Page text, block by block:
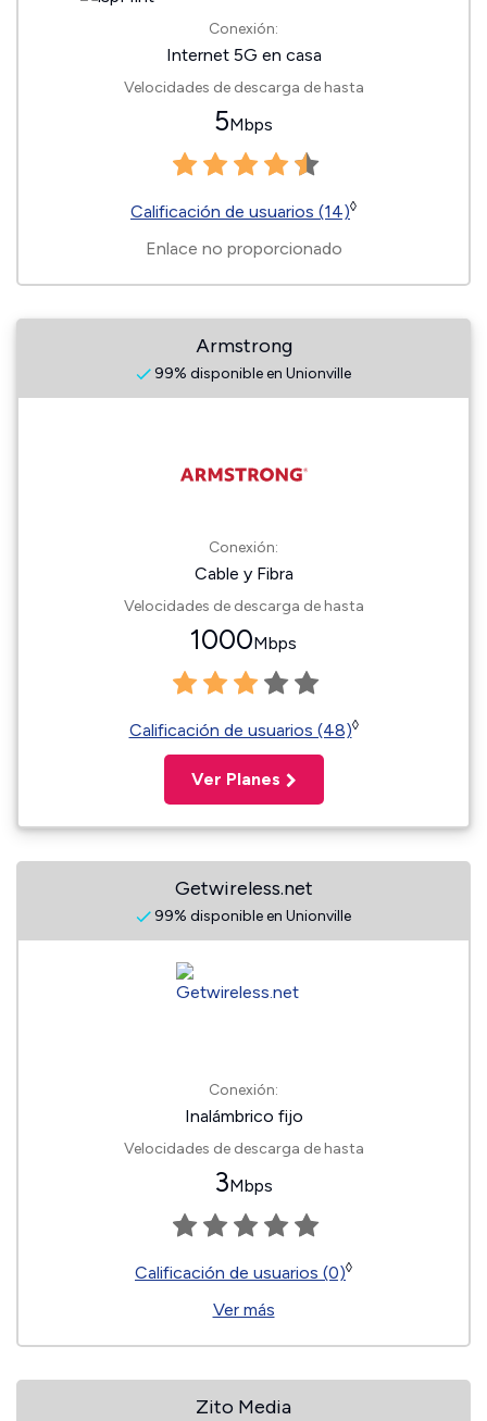
Conexión:
Internet 5G en casa
Velocidades de descarga de hasta
5Mbps
Calificación de usuarios (14)◊
Enlace no proporcionado
Armstrong
99% disponible en Unionville
Conexión:
Cable y Fibra
Velocidades de descarga de hasta
1000Mbps
Calificación de usuarios (48)◊
Ver Planes
Getwireless.net
99% disponible en Unionville
Conexión:
Inalámbrico fijo
Velocidades de descarga de hasta
3Mbps
Calificación de usuarios (0)◊
Ver más
Zito Media